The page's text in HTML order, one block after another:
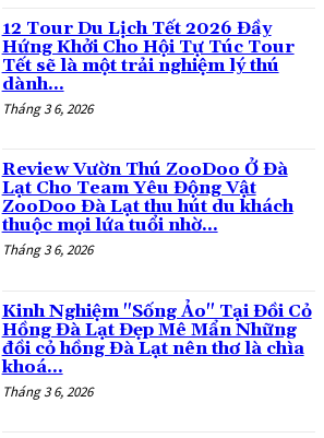
12 Tour Du Lịch Tết 2026 Đầy
Hứng Khởi Cho Hội Tự Túc Tour
Tết sẽ là một trải nghiệm lý thú
dành...
Tháng 3 6, 2026
Review Vườn Thú ZooDoo Ở Đà
Lạt Cho Team Yêu Động Vật
ZooDoo Đà Lạt thu hút du khách
thuộc mọi lứa tuổi nhờ...
Tháng 3 6, 2026
Kinh Nghiệm "Sống Ảo" Tại Đồi Cỏ
Hồng Đà Lạt Đẹp Mê Mẩn Những
đồi cỏ hồng Đà Lạt nên thơ là chìa
khoá...
Tháng 3 6, 2026